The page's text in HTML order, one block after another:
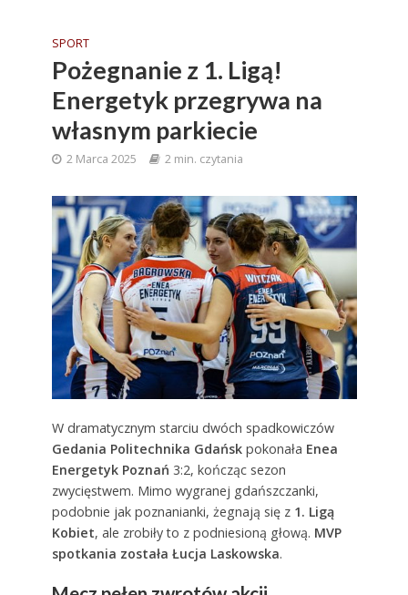
SPORT
Pożegnanie z 1. Ligą!
Energetyk przegrywa na
własnym parkiecie
2 Marca 2025 2 min. czytania
W dramatycznym starciu dwóch spadkowiczów
Gedania Politechnika Gdańskpokonała Enea
Energetyk Poznań 3:2, kończąc sezon
zwycięstwem. Mimo wygranej gdańszczanki,
podobnie jak poznanianki, żegnają się z 1. Ligą
Kobiet, ale zrobiły to z podniesioną głową. MVP
spotkania została Łucja Laskowska.